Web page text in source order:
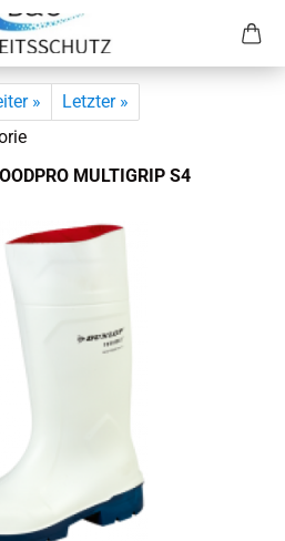
»
Letzter »
MUL­TI­GRIP S4